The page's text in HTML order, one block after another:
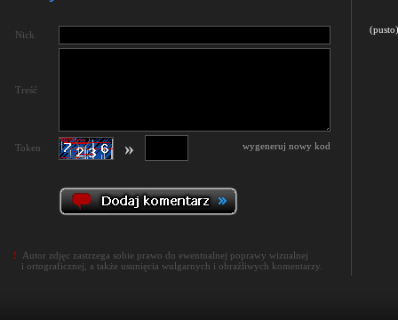
Nick
Treść
Token wygeneruj nowy kod
»
! Autor zdjęc zastrzega sobie prawo do ewentualnej poprawy wizualnej
i ortograficznej, a także usunięcia wulgarnych i obraźliwych komentarzy.
(pusto)